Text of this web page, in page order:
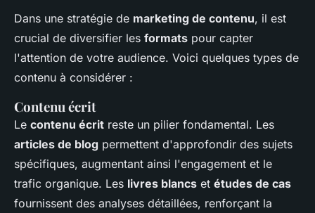
Dans une stratégie de marketing de contenu, il est
crucial de diversifier les formats pour capter
l'attention de votre audience. Voici quelques types de
contenu à considérer :
Contenu écrit
Le contenu écrit reste un pilier fondamental. Les
articles de blog permettent d'approfondir des sujets
spécifiques, augmentant ainsi l'engagement et le
trafic organique. Les livres blancs et études de cas
fournissent des analyses détaillées, renforçant la